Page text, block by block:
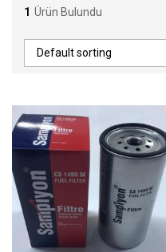
1 Ürün Bulundu
Default sorting